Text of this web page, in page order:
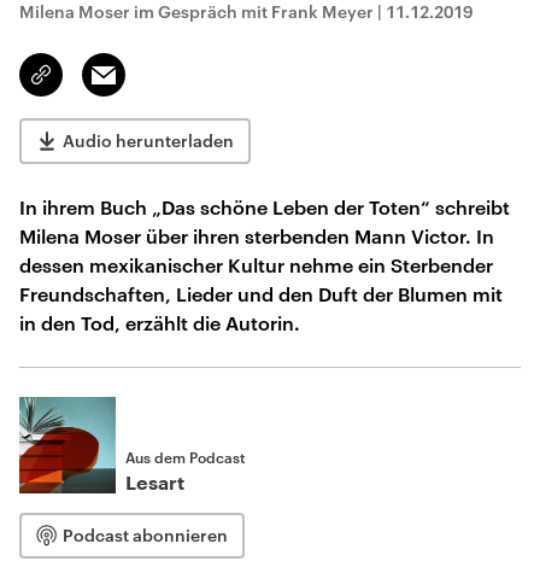
Milena Moser im Gespräch mit Frank Meyer | 11.12.2019
Link
kopieren/teilen
Email
Audio herunterladen
In ihrem Buch „Das schöne Leben der Toten“ schreibt
Milena Moser über ihren sterbenden Mann Victor. In
dessen mexikanischer Kultur nehme ein Sterbender
Freundschaften, Lieder und den Duft der Blumen mit
in den Tod, erzählt die Autorin.
Aus dem Podcast
Lesart
Podcast abonnieren